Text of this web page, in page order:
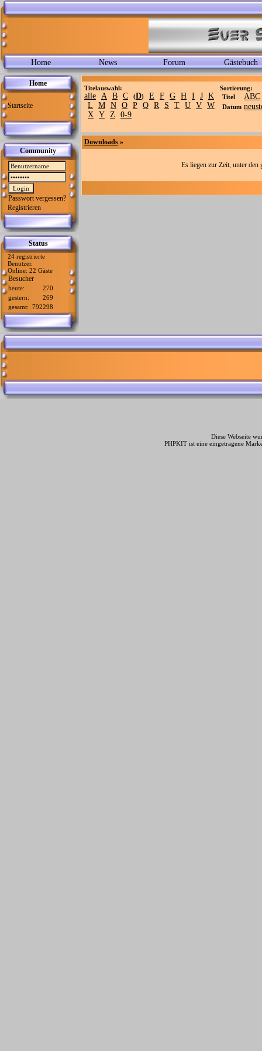
Home News Forum Gästebuch
Home
Startseite
Community
Passwort vergessen?
Registrieren
Status
24 registrierte
Benutzer.
Online: 22 Gäste
Besucher
heute:
270
gestern:
269
gesamt: 792298
Titelauswahl:
alle A B C (D) E F G H I J K
L
M N O P Q R S T U V W
X Y Z 0-9
Sortierung:
Titel
ABC
Datum
Downloads »
Es liegen zur Zeit, unter
Diese Webseite
PHPKIT ist eine eingetragene